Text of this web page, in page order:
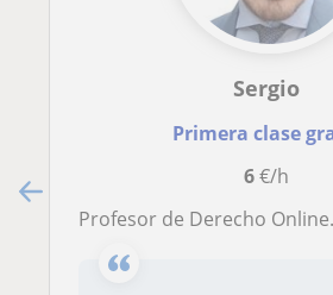
Sergio
Primera clase
6€/h
Profesor de Derecho Online. Preparación de